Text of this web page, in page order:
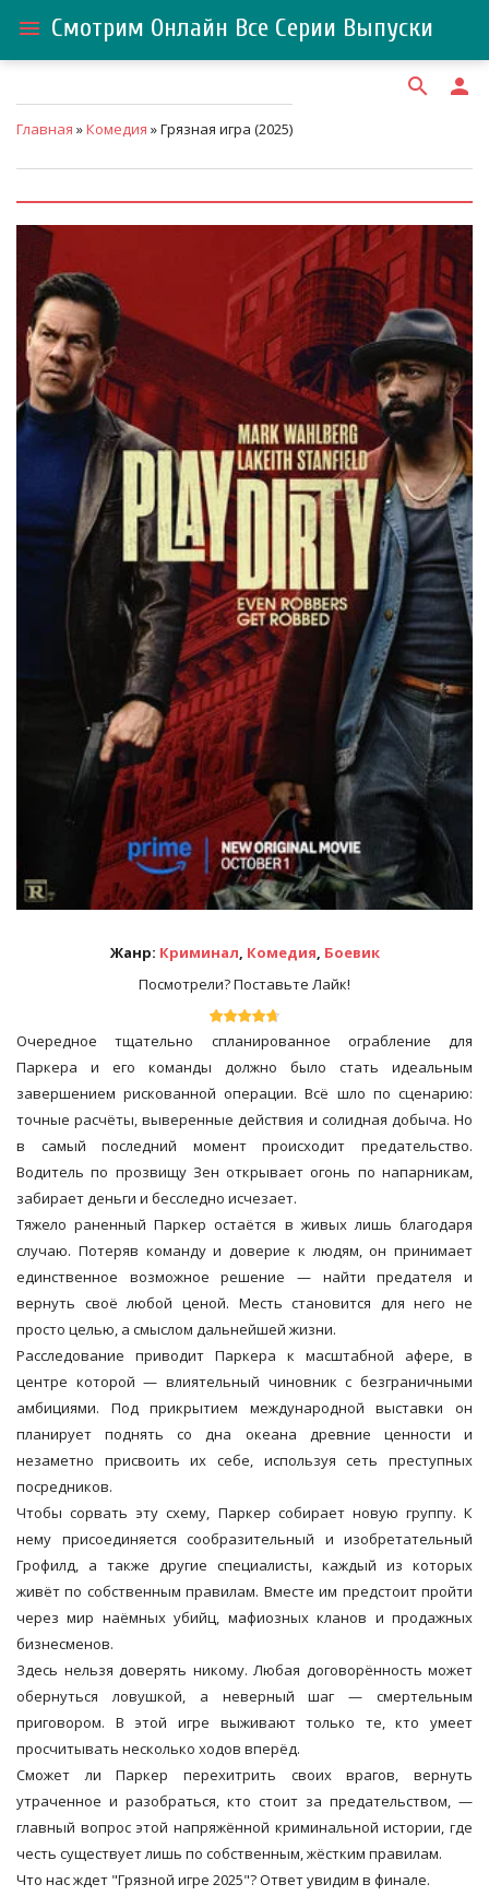
menu Смотрим Онлайн Все Серии Выпуски
search person
Главная »Комедия » Грязная игра (2025)
Жанр: Криминал, Комедия, Боевик
Посмотрели? Поставьте Лайк!
Очередное тщательно спланированное ограбление для
Паркера и его команды должно было стать идеальным
завершением рискованной операции. Всё шло по сценарию:
точные расчёты, выверенные действия и солидная добыча. Но
в самый последний момент происходит предательство.
Водитель по прозвищу Зен открывает огонь по напарникам,
забирает деньги и бесследно исчезает.
Тяжело раненный Паркер остаётся в живых лишь благодаря
случаю. Потеряв команду и доверие к людям, он принимает
единственное возможное решение — найти предателя и
вернуть своё любой ценой. Месть становится для него не
просто целью, а смыслом дальнейшей жизни.
Расследование приводит Паркера к масштабной афере, в
центре которой — влиятельный чиновник с безграничными
амбициями. Под прикрытием международной выставки он
планирует поднять со дна океана древние ценности и
незаметно присвоить их себе, используя сеть преступных
посредников.
Чтобы сорвать эту схему, Паркер собирает новую группу. К
нему присоединяется сообразительный и изобретательный
Грофилд, а также другие специалисты, каждый из которых
живёт по собственным правилам. Вместе им предстоит пройти
через мир наёмных убийц, мафиозных кланов и продажных
бизнесменов.
Здесь нельзя доверять никому. Любая договорённость может
обернуться ловушкой, а неверный шаг — смертельным
приговором. В этой игре выживают только те, кто умеет
просчитывать несколько ходов вперёд.
Сможет ли Паркер перехитрить своих врагов, вернуть
утраченное и разобраться, кто стоит за предательством, —
главный вопрос этой напряжённой криминальной истории, где
честь существует лишь по собственным, жёстким правилам.
Что нас ждет "Грязной игре 2025"? Ответ увидим в финале.